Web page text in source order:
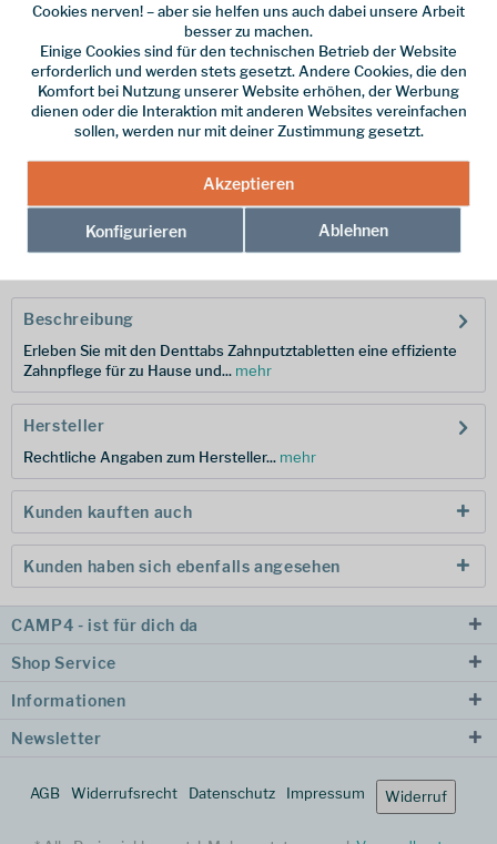
inkl. MwSt.zzgl. Versandkosten
Online bestellen Ladenabholung
vorrätig | Lieferzeit 1-3 Werktage
In den Warenkorb
Hersteller-Nr.: DENTTABS-FLUOR
Beschreibung
Erleben Sie mit den Denttabs Zahnputztabletten eine effiziente
Zahnpflege für zu Hause und... mehr
Hersteller
Rechtliche Angaben zum Hersteller... mehr
Kunden kauften auch
Kunden haben sich ebenfalls angesehen
CAMP4 - ist für dich da
Shop Service
Informationen
Newsletter
AGB Widerrufsrecht Datenschutz Impressum Widerruf
Cookies nerven! – aber sie helfen uns auch dabei unsere Arbeit
besser zu machen.
Einige Cookies sind für den technischen Betrieb der Website
erforderlich und werden stets gesetzt. Andere Cookies, die den
Komfort bei Nutzung unserer Website erhöhen, der Werbung
dienen oder die Interaktion mit anderen Websites vereinfachen
sollen, werden nur mit deiner Zustimmung gesetzt.
Akzeptieren
Konfigurieren Ablehnen